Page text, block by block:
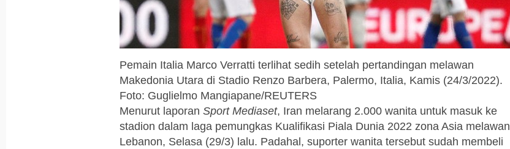
Pemain Italia Marco Verratti terlihat sedih setelah pertandingan melawan
Makedonia Utara di Stadio Renzo Barbera, Palermo, Italia, Kamis (24/3/2022).
Foto: Guglielmo Mangiapane/REUTERS
Menurut laporan Sport Mediaset, Iran melarang 2.000 wanita untuk masuk ke
stadion dalam laga pemungkas Kualifikasi Piala Dunia 2022 zona Asia melawan
Lebanon, Selasa (29/3) lalu. Padahal, suporter wanita tersebut sudah membeli